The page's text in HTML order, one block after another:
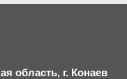
область, г. Конаев